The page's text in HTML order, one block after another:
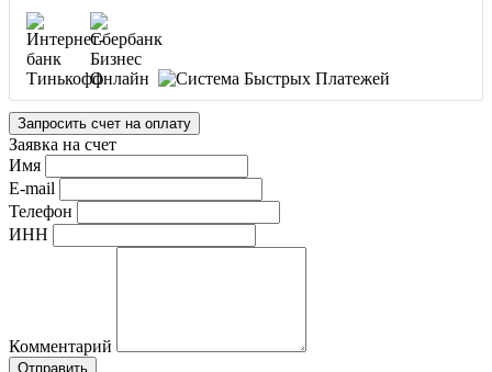
Запросить счет на оплату
Заявка на счет
Имя
E-mail
Телефон
ИНН
Комментарий